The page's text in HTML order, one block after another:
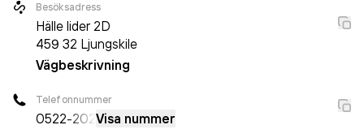
Besöksadress
Hälle lider 2D
459 32 Ljungskile
Vägbeskrivning
Telefonnummer
0522-202Visa nummer